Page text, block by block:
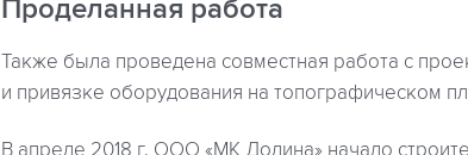
Проделанная работа
Также была проведена совместная работа с
и привязке оборудования на топографическом
В апреле 2018 г. ООО «МК Долина» начало